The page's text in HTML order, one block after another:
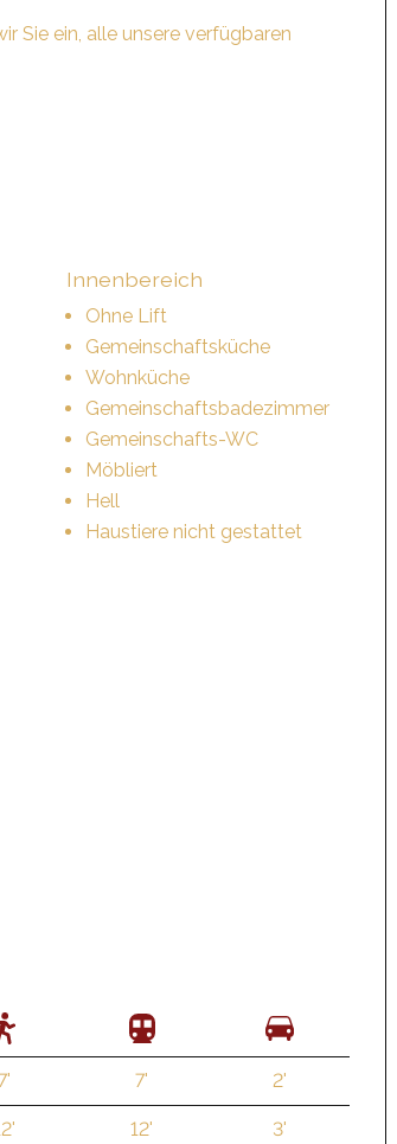
Sie ein, alle unsere verfügbaren
Innenbereich
Ohne Lift
Gemeinschaftsküche
Wohnküche
Gemeinschaftsbadezimmer
Gemeinschafts-WC
Möbliert
Hell
Haustiere nicht gestattet
7' 2'
12' 3'